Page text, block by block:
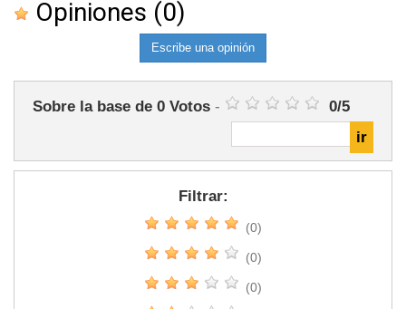
Opiniones (0)
Escribe una opinión
Sobre la base de 0 Votos - 0/5
Filtrar:
(0)
(0)
(0)